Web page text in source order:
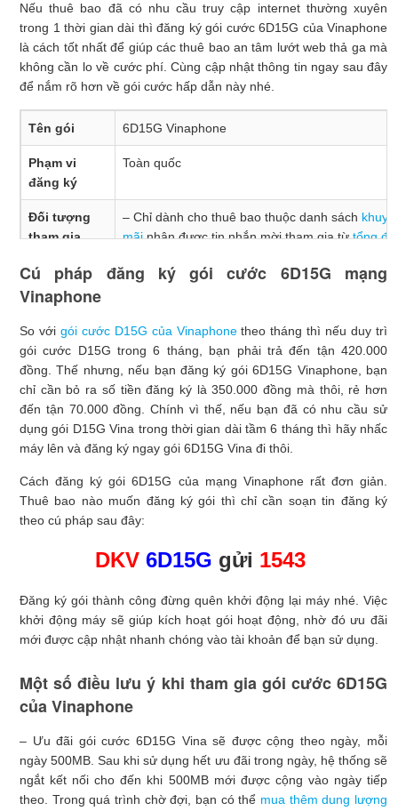
Nếu thuê bao đã có nhu cầu truy cập internet thường xuyên
trong 1 thời gian dài thì đăng ký gói cước 6D15G của Vinaphone
là cách tốt nhất để giúp các thuê bao an tâm lướt web thả ga mà
không cần lo về cước phí. Cùng cập nhật thông tin ngay sau đây
để nắm rõ hơn về gói cước hấp dẫn này nhé.
Tên gói 6D15G Vinaphone
Phạm vi
đăng ký
Toàn quốc
Đối tượng
tham gia
– Chỉ dành cho thuê bao thuộc danh sách
mãinhận được tin nhắn mời tham gia từtổng đài
tượng đăng ký gói hay không, soạnCTKMgửi
Ưu đãi gói
Được tặng 500MB/ ngày (Tương đương 90GB/ 6
tháng)
Cước phí
đăng ký gói
350.000 đồng/ lần đăng ký
Hạn sử dụng 180 ngày – Tính từ thời điểm đăng ký gói thành
Cú pháp đăng ký gói cước 6D15G mạng
Vinaphone
So với gói cước D15G của Vinaphonetheo tháng thì nếu duy trì
gói cước D15G trong 6 tháng, bạn phải trả đến tận 420.000
đồng. Thế nhưng, nếu bạn đăng ký gói 6D15G Vinaphone, bạn
chỉ cần bỏ ra số tiền đăng ký là 350.000 đồng mà thôi, rẻ hơn
đến tận 70.000 đồng. Chính vì thế, nếu bạn đã có nhu cầu sử
dụng gói D15G Vina trong thời gian dài tầm 6 tháng thì hãy nhấc
máy lên và đăng ký ngay gói 6D15G Vina đi thôi.
Cách đăng ký gói 6D15G của mạng Vinaphone rất đơn giản.
Thuê bao nào muốn đăng ký gói thì chỉ cần soạn tin đăng ký
theo cú pháp sau đây:
DKV 6D15G gửi 1543
Đăng ký gói thành công đừng quên khởi động lại máy nhé. Việc
khởi động máy sẽ giúp kích hoạt gói hoạt động, nhờ đó ưu đãi
mới được cập nhật nhanh chóng vào tài khoản để bạn sử dụng.
Một số điều lưu ý khi tham gia gói cước 6D15G
của Vinaphone
– Ưu đãi gói cước 6D15G Vina sẽ được cộng theo ngày, mỗi
ngày 500MB. Sau khi sử dụng hết ưu đãi trong ngày, hệ thống sẽ
ngắt kết nối cho đến khi 500MB mới được cộng vào ngày tiếp
theo. Trong quá trình chờ đợi, bạn có thể mua thêm dung lượng